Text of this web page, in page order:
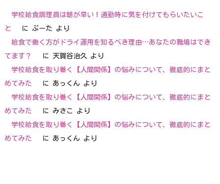
学校給食調理員は朝が早い！通勤時に気を付けてもらいたいこ
と
に ぷーた より
給食で働く方がドライ運用を知るべき理由…あなたの職場はでき
てます？
に 天賀谷治久 より
学校給食を取り巻く【人間関係】の悩みについて、徹底的にまと
めてみた
に あっくん より
学校給食を取り巻く【人間関係】の悩みについて、徹底的にまと
めてみた
に みさこ
より
学校給食を取り巻く【人間関係】の悩みについて、徹底的にまと
めてみた
に あっくん より